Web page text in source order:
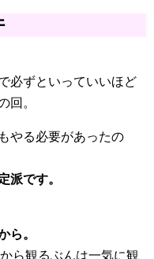
必ずといっていいほど
回。
やる必要があったの
派です。
ら。
ら観るぶんは一気に観